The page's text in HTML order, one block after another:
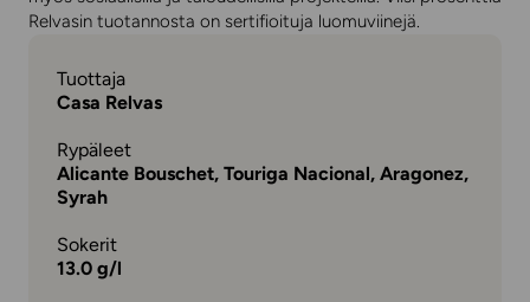
Relvasin tuotannosta on sertifioituja luomuviinejä.
Tuottaja
Casa Relvas
Rypäleet
Alicante Bouschet, Touriga Nacional, Aragonez,
Syrah
Sokerit
13.0 g/l